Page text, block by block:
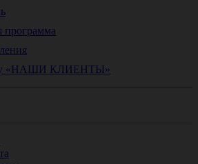
программа
«НАШИ КЛИЕНТЫ»